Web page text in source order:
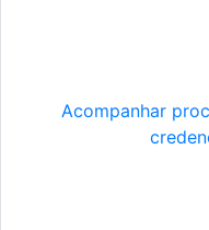
Acompanhar